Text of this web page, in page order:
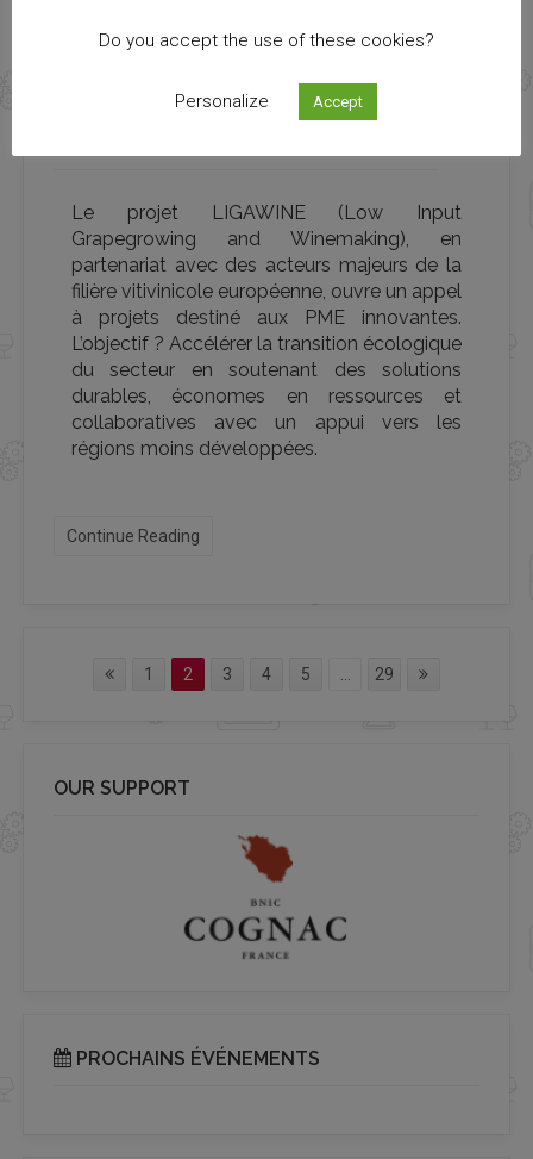
Le projet LIGAWINE (Low Input
Grapegrowing and Winemaking), en
partenariat avec des acteurs majeurs de la
filière vitivinicole européenne, ouvre un appel
à projets destiné aux PME innovantes.
L’objectif ? Accélérer la transition écologique
du secteur en soutenant des solutions
durables, économes en ressources et
collaboratives avec un appui vers les
régions moins développées.
Continue Reading
1 2 3 4 5 ... 29
OUR SUPPORT
PROCHAINS ÉVÉNEMENTS
Do you accept the use of these cookies?
Personalize Accept